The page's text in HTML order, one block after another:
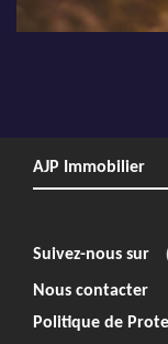
AJP Immobilier
Suivez-nous sur
Nous contacter
Politique de